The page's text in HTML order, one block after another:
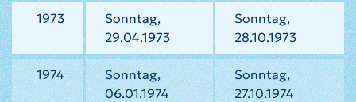
1973
Sonntag,
29.04.1973
Sonntag,
28.10.1973
1974
Sonntag,
06.01.1974
Sonntag,
27.10.1974